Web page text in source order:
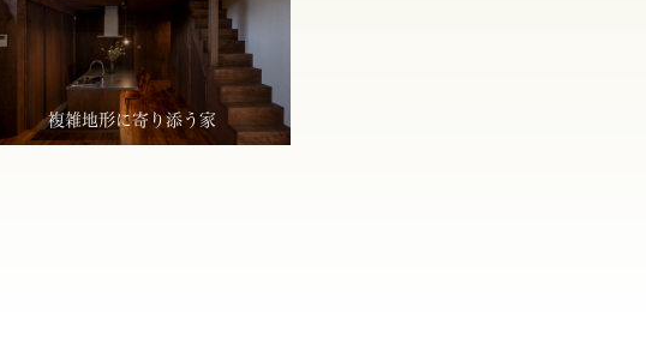
複雑地形に寄り添う家